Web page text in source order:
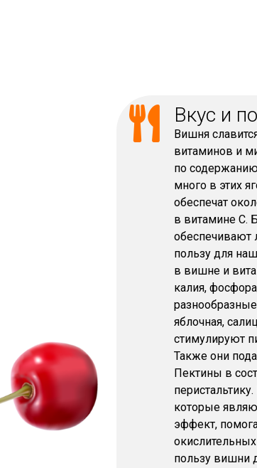
Вкус и
Вишня
витаминов и
по
много в этих
обеспечат
в витамине С.
обеспечивают
пользу для
в вишне и
калия,
яблочная,
стимулируют
Также они
Пектины в
которые
эффект,
пользу вишни